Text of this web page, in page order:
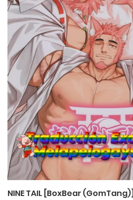
NINE TAIL [BoxBear (GomTang)]